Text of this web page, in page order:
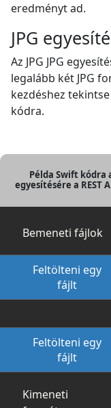
eredményt ad.
JPG
Az JPG JPG
legalább két JPG
kezdéshez
kódra.
Példa Swift kódra
egyesítésére a REST
Bemeneti fájlok
Feltölteni egy
fájlt
Feltölteni egy
fájlt
Kimeneti